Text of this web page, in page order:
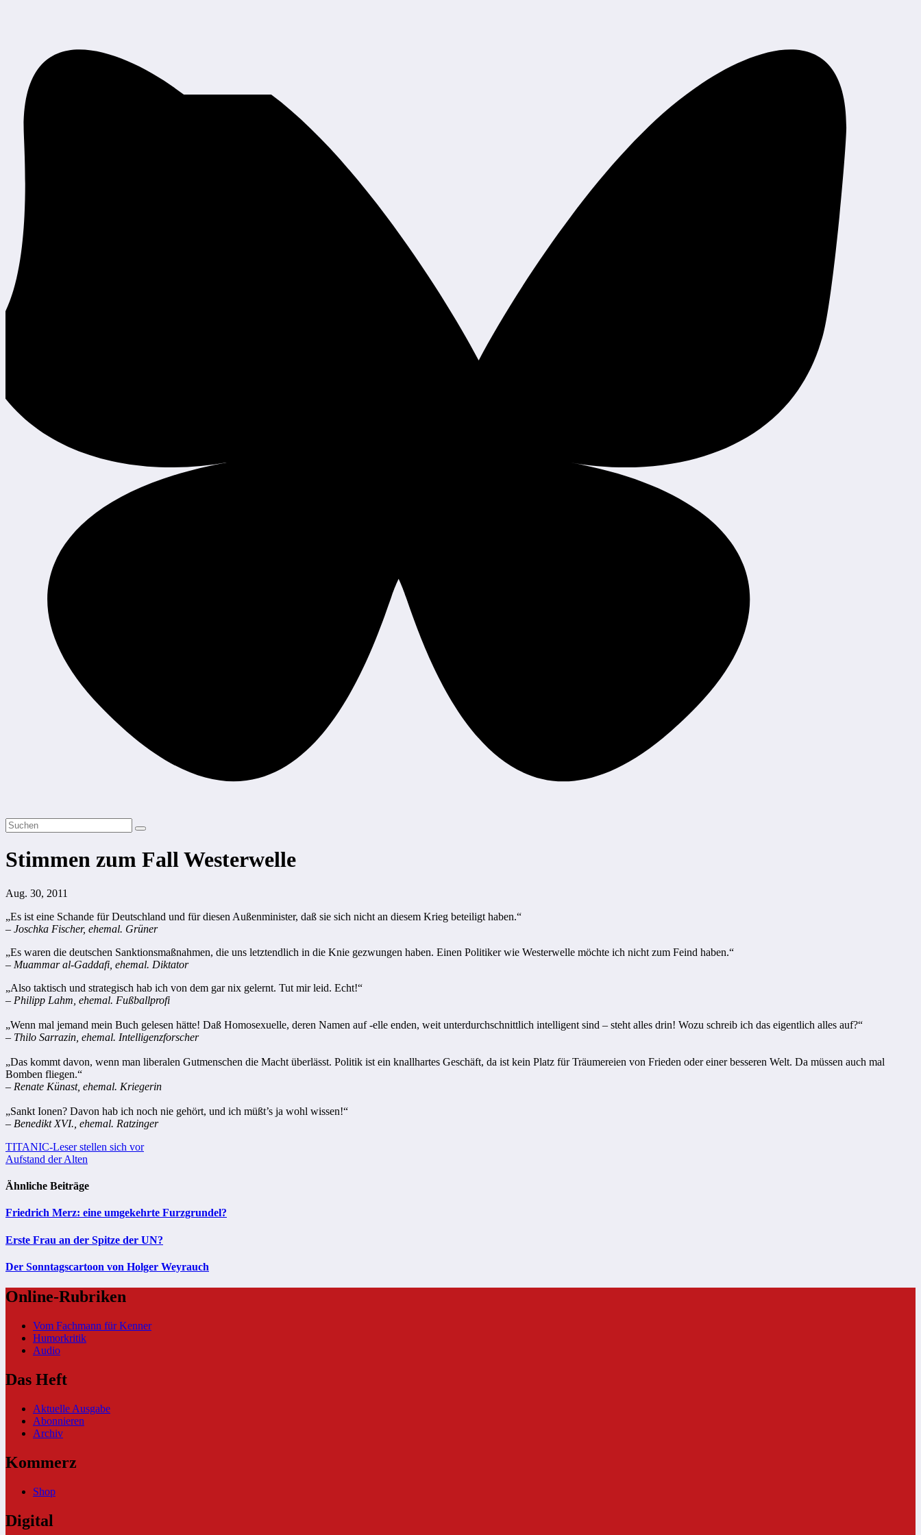
Stimmen zum Fall Westerwelle
Aug. 30, 2011
„Es ist eine Schande für Deutschland und für diesen Außenminister, daß sie sich nicht an diesem Krieg beteiligt haben.“
– Joschka Fischer, ehemal. Grüner
„Es waren die deutschen Sanktionsmaßnahmen, die uns letztendlich in die Knie gezwungen haben. Einen Politiker wie Westerwelle möchte ich nicht zum Feind haben.“
– Muammar al-Gaddafi, ehemal. Diktator
„Also taktisch und strategisch hab ich von dem gar nix gelernt. Tut mir leid. Echt!“
– Philipp Lahm, ehemal. Fußballprofi
„Wenn mal jemand mein Buch gelesen hätte! Daß Homosexuelle, deren Namen auf -elle enden, weit unterdurchschnittlich intelligent sind – steht alles drin! Wozu schreib ich das eigentlich alles auf?“
– Thilo Sarrazin, ehemal. Intelligenzforscher
„Das kommt davon, wenn man liberalen Gutmenschen die Macht überlässt. Politik ist ein knallhartes Geschäft, da ist kein Platz für Träumereien von Frieden oder einer besseren Welt. Da müssen auch mal
Bomben fliegen.“
– Renate Künast, ehemal. Kriegerin
„Sankt Ionen? Davon hab ich noch nie gehört, und ich müßt’s ja wohl wissen!“
– Benedikt XVI., ehemal. Ratzinger
Beitragsnavigation
TITANIC-Leser stellen sich vor
Aufstand der Alten
Ähnliche Beiträge
Friedrich Merz: eine umgekehrte Furzgrundel?
Erste Frau an der Spitze der UN?
Der Sonntagscartoon von Holger Weyrauch
Online-Rubriken
Vom Fachmann für Kenner
Humorkritik
Audio
Das Heft
Aktuelle Ausgabe
Abonnieren
Archiv
Kommerz
Shop
Digital